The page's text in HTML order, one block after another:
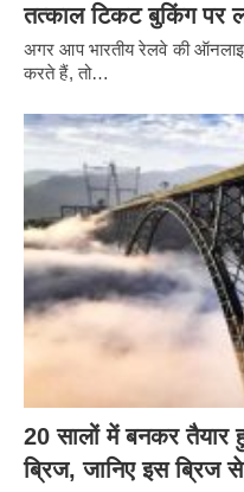
तत्काल टिकट बुकिंग पर
अगर आप भारतीय रेलवे की
करते हैं, तो…
20 सालों में बनकर
ब्रिज, जानिए इस